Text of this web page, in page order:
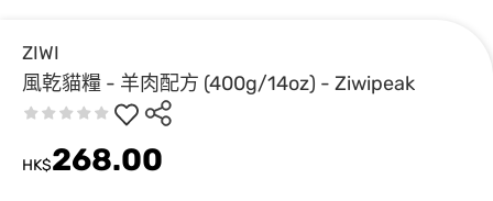
ZIWI
風乾貓糧 - 羊肉配方 (400g/14oz) - Ziwipeak
HK$268.00